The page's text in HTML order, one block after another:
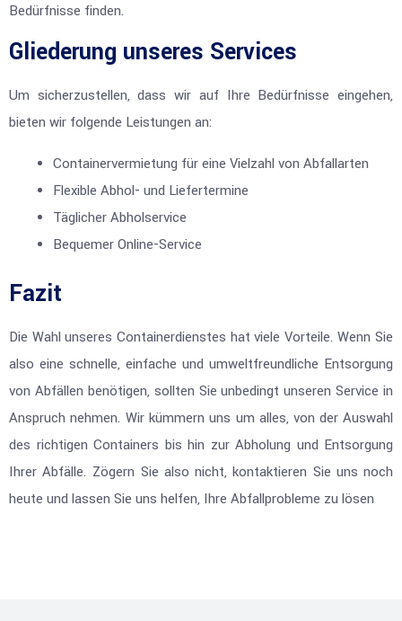
Bedürfnisse finden.
Gliederung unseres Services
Um sicherzustellen, dass wir auf Ihre Bedürfnisse eingehen,
bieten wir folgende Leistungen an:
Containervermietung für eine Vielzahl von Abfallarten
Flexible Abhol- und Liefertermine
Täglicher Abholservice
Bequemer Online-Service
Fazit
Die Wahl unseres Containerdienstes hat viele Vorteile. Wenn Sie
also eine schnelle, einfache und umweltfreundliche Entsorgung
von Abfällen benötigen, sollten Sie unbedingt unseren Service in
Anspruch nehmen. Wir kümmern uns um alles, von der Auswahl
des richtigen Containers bis hin zur Abholung und Entsorgung
Ihrer Abfälle. Zögern Sie also nicht, kontaktieren Sie uns noch
heute und lassen Sie uns helfen, Ihre Abfallprobleme zu lösen